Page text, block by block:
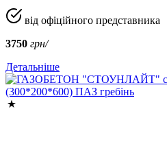
від офіційного представника
3750 грн/
Детальніше